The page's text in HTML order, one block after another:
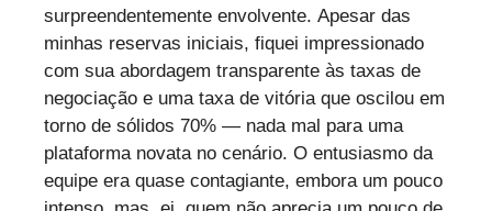
surpreendentemente envolvente. Apesar das
minhas reservas iniciais, fiquei impressionado
com sua abordagem transparente às taxas de
negociação e uma taxa de vitória que oscilou em
torno de sólidos 70% — nada mal para uma
plataforma novata no cenário. O entusiasmo da
equipe era quase contagiante, embora um pouco